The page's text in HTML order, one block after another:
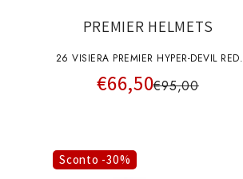
PREMIER HELMETS
26 VISIERA PREMIER HYPER-DEVIL RED
CHRO A+pins
€66,50€95,00
Sconto -30%